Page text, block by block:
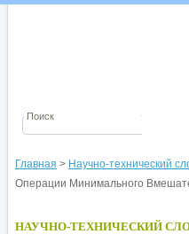
Главная > Научно-технический
Операции Минимального
НАУЧНО-ТЕХНИЧЕСКИЙ